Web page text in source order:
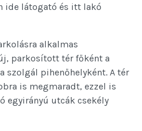
ide látogató és itt lakó
alkalmas
parkosított tér főként a
szolgál pihenőhelyként. A tér
is megmaradt, ezzel is
egyirányú utcák csekély